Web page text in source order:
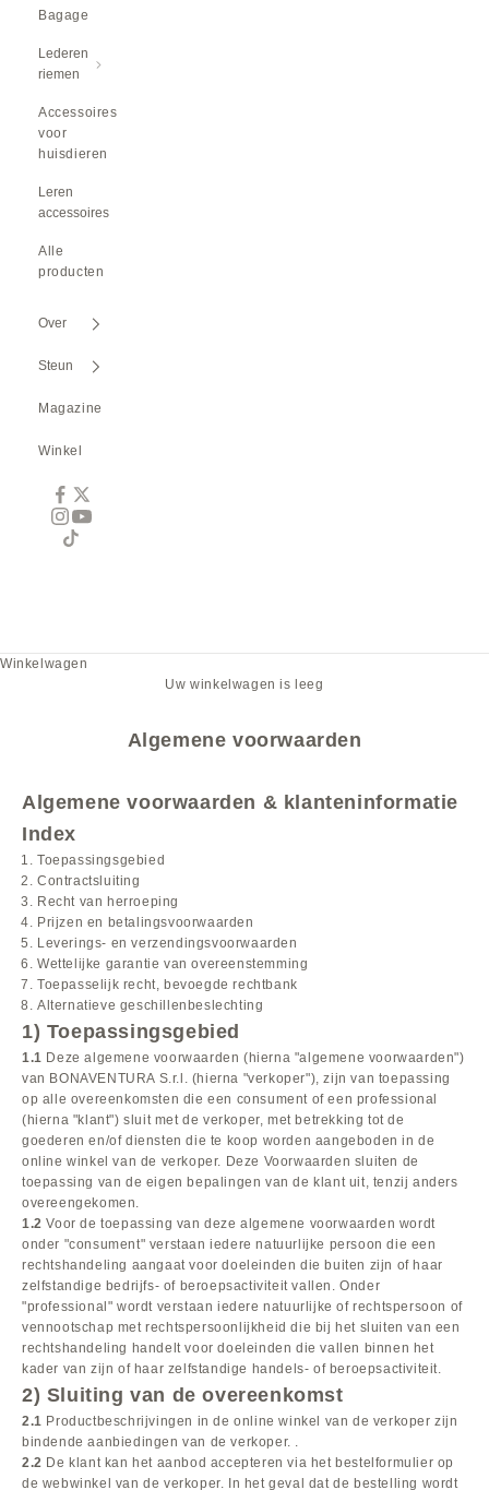
Bagage
Lederen
riemen
Accessoires
voor
huisdieren
Leren
accessoires
Alle
producten
Over
Steun
Magazine
Winkel
Winkelwagen
Uw winkelwagen is leeg
Algemene voorwaarden
Algemene voorwaarden & klanteninformatie
Index
Toepassingsgebied
Contractsluiting
Recht van herroeping
Prijzen en betalingsvoorwaarden
Leverings- en verzendingsvoorwaarden
Wettelijke garantie van overeenstemming
Toepasselijk recht, bevoegde rechtbank
Alternatieve geschillenbeslechting
1) Toepassingsgebied
1.1 Deze algemene voorwaarden (hierna "algemene voorwaarden")
van BONAVENTURA S.r.l. (hierna "verkoper"), zijn van toepassing
op alle overeenkomsten die een consument of een professional
(hierna "klant") sluit met de verkoper, met betrekking tot de
goederen en/of diensten die te koop worden aangeboden in de
online winkel van de verkoper. Deze Voorwaarden sluiten de
toepassing van de eigen bepalingen van de klant uit, tenzij anders
overeengekomen.
1.2 Voor de toepassing van deze algemene voorwaarden wordt
onder "consument" verstaan iedere natuurlijke persoon die een
rechtshandeling aangaat voor doeleinden die buiten zijn of haar
zelfstandige bedrijfs- of beroepsactiviteit vallen. Onder
"professional" wordt verstaan iedere natuurlijke of rechtspersoon of
vennootschap met rechtspersoonlijkheid die bij het sluiten van een
rechtshandeling handelt voor doeleinden die vallen binnen het
kader van zijn of haar zelfstandige handels- of beroepsactiviteit.
2) Sluiting van de overeenkomst
2.1 Productbeschrijvingen in de online winkel van de verkoper zijn
bindende aanbiedingen van de verkoper. .
2.2 De klant kan het aanbod accepteren via het bestelformulier op
de webwinkel van de verkoper. In het geval dat de bestelling wordt